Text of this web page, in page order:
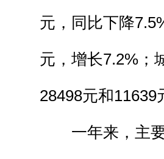
元，同比下降
元，增长7.2%；
28498元和
一年来，主要